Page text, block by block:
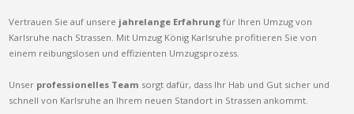
Vertrauen Sie auf unsere jahrelange Erfahrung für Ihren Umzug von
Karlsruhe nach Strassen. Mit Umzug König Karlsruhe profitieren Sie von
einem reibungslosen und effizienten Umzugsprozess.
Unser professionelles Team sorgt dafür, dass Ihr Hab und Gut sicher und
schnell von Karlsruhe an Ihrem neuen Standort in Strassen ankommt.